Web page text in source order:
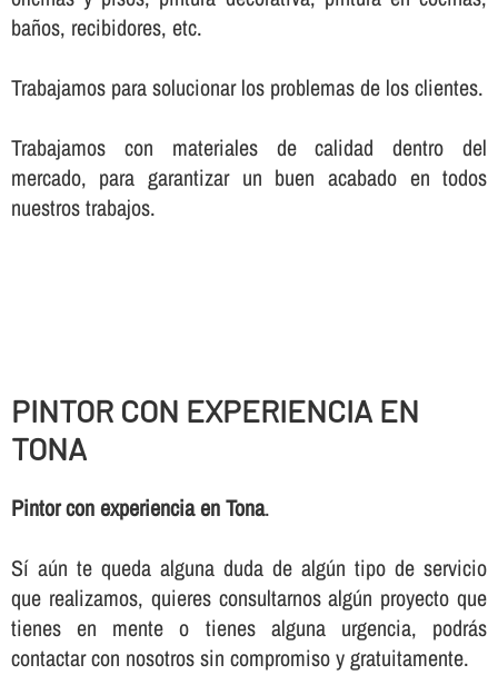
baños, recibidores, etc.
Trabajamos para solucionar los problemas de los clientes.
Trabajamos con materiales de calidad dentro del
mercado, para garantizar un buen acabado en todos
nuestros trabajos.
PINTOR CON EXPERIENCIA EN
TONA
Pintor con experiencia en Tona.
Sí­ aún te queda alguna duda de algún tipo de servicio
que realizamos, quieres consultarnos algún proyecto que
tienes en mente o tienes alguna urgencia, podrás
contactar con nosotros sin compromiso y gratuitamente.